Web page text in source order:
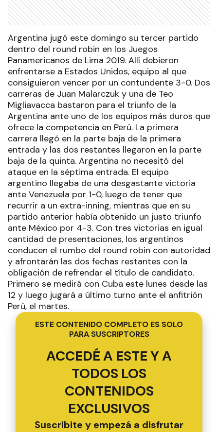
Argentina jugó este domingo su tercer partido
dentro del round robin en los Juegos
Panamericanos de Lima 2019. Allí debieron
enfrentarse a Estados Unidos, equipo al que
consiguieron vencer por un contundente 3-0. Dos
carreras de Juan Malarczuk y una de Teo
Migliavacca bastaron para el triunfo de la
Argentina ante uno de los equipos más duros que
ofrece la competencia en Perú. La primera
carrera llegó en la parte baja de la primera
entrada y las dos restantes llegaron en la parte
baja de la quinta. Argentina no necesitó del
ataque en la séptima entrada. El equipo
argentino llegaba de una desgastante victoria
ante Venezuela por 1-0, luego de tener que
recurrir a un extra-inning, mientras que en su
partido anterior había obtenido un justo triunfo
ante México por 4-3. Con tres victorias en igual
cantidad de presentaciones, los argentinos
conducen el rumbo del round robin con autoridad
y afrontarán las dos fechas restantes con la
obligación de refrendar el título de candidato.
Primero se medirá con Cuba este lunes desde las
12 y luego jugará a último turno ante el anfitrión
Perú, el martes.
ESTE CONTENIDO COMPLETO ES SOLO
PARA SUSCRIPTORES
ACCEDÉ A ESTE Y A
TODOS LOS
CONTENIDOS
EXCLUSIVOS
Suscribite y empezá a disfrutar